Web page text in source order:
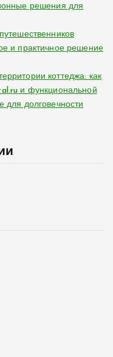
решения для
и практичное решение
коттеджа: как
и функциональной
для долговечности